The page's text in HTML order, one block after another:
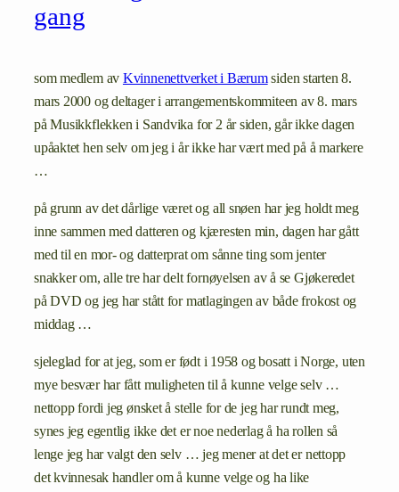
gang
som medlem av Kvinnenettverket i Bærumsiden starten 8.
mars 2000 og deltager i arrangementskommiteen av 8. mars
på Musikkflekken i Sandvika for 2 år siden, går ikke dagen
upåaktet hen selv om jeg i år ikke har vært med på å markere
…
på grunn av det dårlige været og all snøen har jeg holdt meg
inne sammen med datteren og kjæresten min, dagen har gått
med til en mor- og datterprat om sånne ting som jenter
snakker om, alle tre har delt fornøyelsen av å se Gjøkeredet
på DVD og jeg har stått for matlagingen av både frokost og
middag …
sjeleglad for at jeg, som er født i 1958 og bosatt i Norge, uten
mye besvær har fått muligheten til å kunne velge selv …
nettopp fordi jeg ønsket å stelle for de jeg har rundt meg,
synes jeg egentlig ikke det er noe nederlag å ha rollen så
lenge jeg har valgt den selv … jeg mener at det er nettopp
det kvinnesak handler om å kunne velge og ha like